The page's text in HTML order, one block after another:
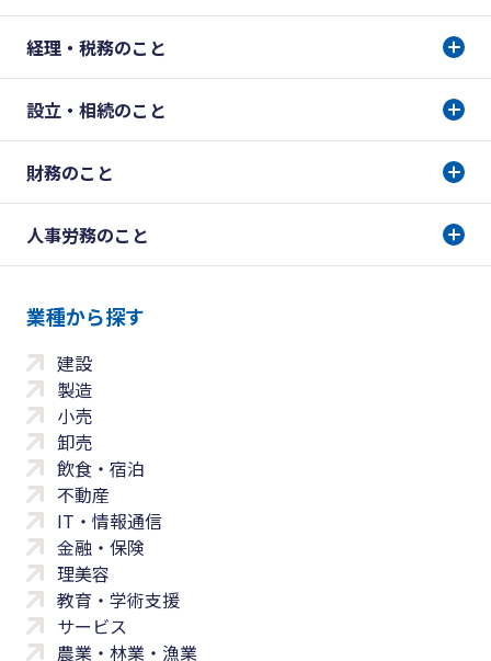
経理・税務のこと
設立・相続のこと
財務のこと
人事労務のこと
業種から探す
建設
製造
小売
卸売
飲食・宿泊
不動産
IT・情報通信
金融・保険
理美容
教育・学術支援
サービス
農業・林業・漁業